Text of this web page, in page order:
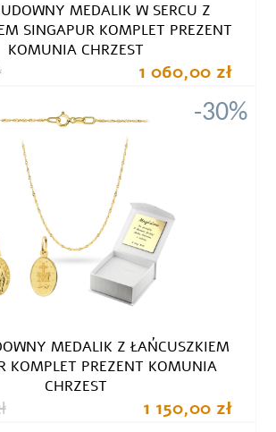
MEDALIK W SERCU Z
SINGAPUR KOMPLET PREZENT
KOMUNIA CHRZEST
1 060,00 zł
-30%
MEDALIK Z ŁAŃCUSZKIEM
KOMPLET PREZENT KOMUNIA
CHRZEST
1 150,00 zł